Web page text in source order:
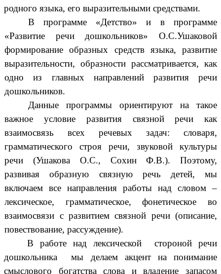
родного языка, его выразительными средствами.
В программе «Детство» и в программе
«Развитие речи дошкольников» О.С.Ушаковой
формирование образных средств языка, развитие
выразительности, образности рассматривается, как
одно из главных направлений развития речи
дошкольников.
Данные программы ориентируют на такое
важное условие развития связной речи как
взаимосвязь всех речевых задач: словаря,
грамматического строя речи, звуковой культуры
речи (Ушакова О.С., Сохин Ф.В.). Поэтому,
развивая образную связную речь детей, мы
включаем все направления работы над словом –
лексическое, грамматическое, фонетическое во
взаимосвязи с развитием связной речи (описание,
повествование, рассуждение).
В работе над лексической стороной речи
дошкольника мы делаем акцент на понимание
смыслового богатства слова и владение запасом